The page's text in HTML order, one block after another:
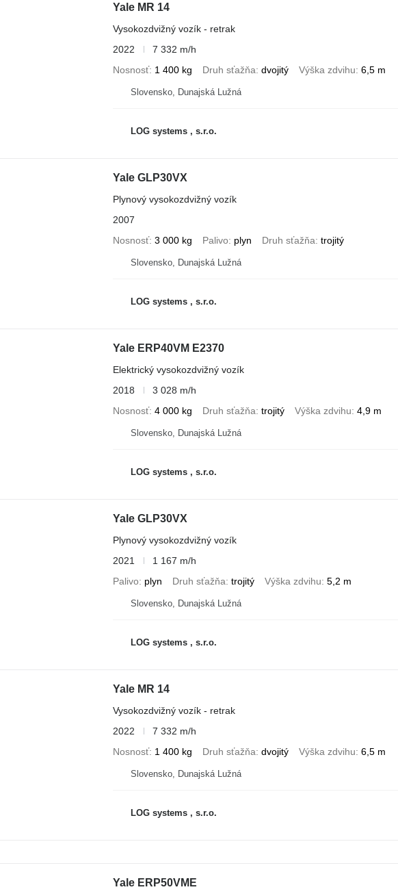
Yale MR 14
Vysokozdvižný vozík - retrak
2022
7 332 m/h
Nosnosť 1 400 kg Druh sťažňa dvojitý Výška zdvihu 6,5 m
Slovensko, Dunajská Lužná
LOG systems , s.r.o.
Yale GLP30VX
Plynový vysokozdvižný vozík
2007
Nosnosť 3 000 kg Palivo plyn Druh sťažňa trojitý
Slovensko, Dunajská Lužná
LOG systems , s.r.o.
Yale ERP40VM E2370
Elektrický vysokozdvižný vozík
2018
3 028 m/h
Nosnosť 4 000 kg Druh sťažňa trojitý Výška zdvihu 4,9 m
Slovensko, Dunajská Lužná
LOG systems , s.r.o.
Yale GLP30VX
Plynový vysokozdvižný vozík
2021
1 167 m/h
Palivo
plyn Druh sťažňa trojitý Výška zdvihu 5,2 m
Slovensko, Dunajská Lužná
LOG systems , s.r.o.
Yale MR 14
Vysokozdvižný vozík - retrak
2022
7 332 m/h
Nosnosť 1 400 kg Druh sťažňa dvojitý Výška zdvihu 6,5 m
Slovensko, Dunajská Lužná
LOG systems , s.r.o.
Yale ERP50VME